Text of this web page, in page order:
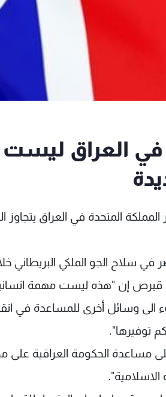
في العراق
المتحدة في العراق يتجاوز
سلاح الجو الملكي البريطاني
قبرص إن "هذه ليست مهمة
الى وسائل أخرى للمساعدة في
توفيرها".
مساعدة الحكومة العراقية على
الاسلامية".